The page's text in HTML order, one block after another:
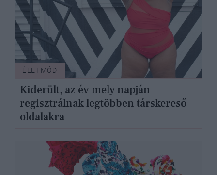
ÉLETMÓD
Kiderült, az év mely napján
regisztrálnak legtöbben társkereső
oldalakra